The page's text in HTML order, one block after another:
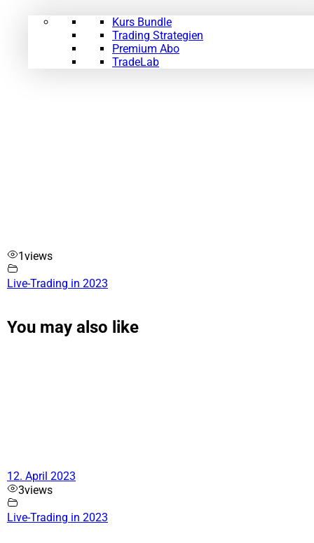
Kurs Bundle
Trading Strategien
Premium Abo
TradeLab
1views
Live-Trading in 2023
You may also like
12. April 2023
3views
Live-Trading in 2023